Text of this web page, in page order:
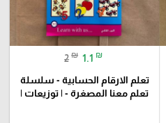
2 ₪ 1.1 ₪
تعلم الارقام الحسابية - سلسلة
تعلم معنا المصغرة - | توزيعات |